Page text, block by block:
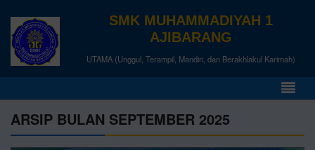
SMK MUHAMMADIYAH 1
AJIBARANG
UTAMA (Unggul, Terampil, Mandiri, dan Berakhlakul Karimah)
ARSIP BULAN SEPTEMBER 2025